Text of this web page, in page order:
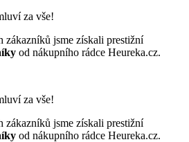
za vše!
zákazníků jsme získali prestižní
od nákupního rádce Heureka.cz.
za vše!
zákazníků jsme získali prestižní
od nákupního rádce Heureka.cz.